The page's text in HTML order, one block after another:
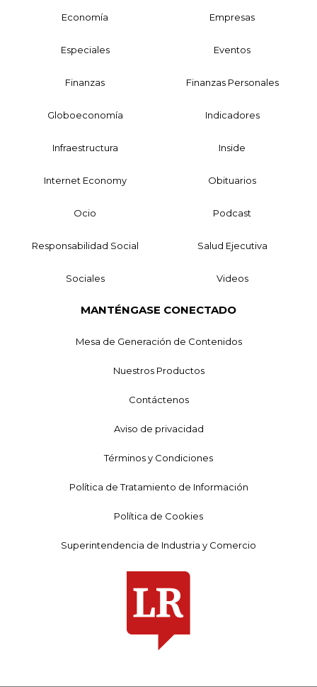
Economía Empresas
Especiales Eventos
Finanzas Finanzas Personales
Globoeconomía Indicadores
Infraestructura Inside
Internet Economy Obituarios
Ocio Podcast
Responsabilidad Social Salud Ejecutiva
Sociales Videos
MANTÉNGASE CONECTADO
Mesa de Generación de Contenidos
Nuestros Productos
Contáctenos
Aviso de privacidad
Términos y Condiciones
Política de Tratamiento de Información
Política de Cookies
Superintendencia de Industria y Comercio